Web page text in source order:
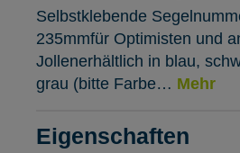
Selbstklebende
235mmfür Optimisten und
Jollenerhältlich in blau,
grau (bitte Farbe… Mehr
Eigenschaften